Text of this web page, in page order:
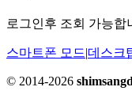
로그인후 조회 가능합
스마트폰 모드|데스크
© 2014-2026